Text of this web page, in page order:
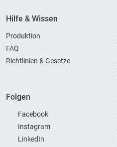
Hilfe & Wissen
Produktion
FAQ
Richtlinien & Gesetze
Folgen
Facebook
Instagram
LinkedIn